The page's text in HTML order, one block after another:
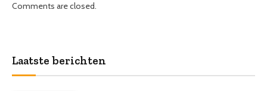
Comments are closed.
Laatste berichten